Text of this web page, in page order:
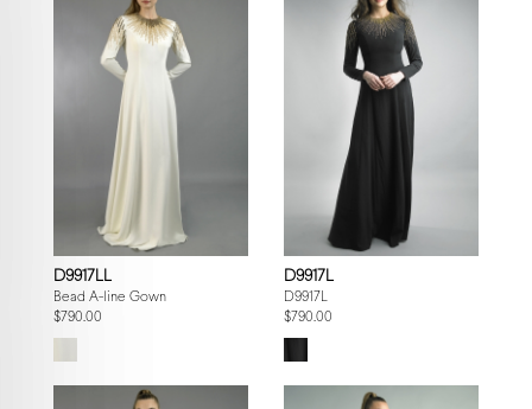
D9917LL
Bead A-line Gown
$790.00
D9917L
D9917L
$790.00